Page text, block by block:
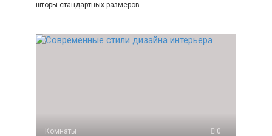
шторы стандартных размеров
Комнаты 0